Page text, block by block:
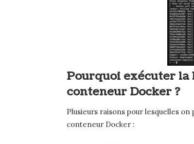
Pourquoi exécuter la
conteneur Docker ?
Plusieurs raisons pour lesquelles
conteneur Docker :